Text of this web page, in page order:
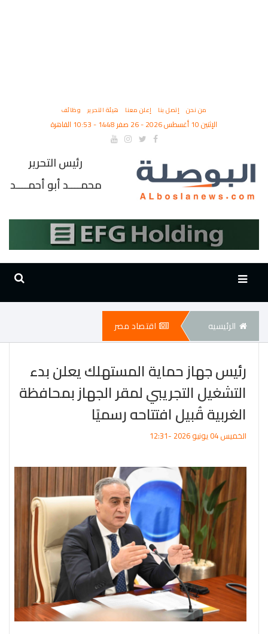
من نحن إتصل بنا إعلن معنا هيئة التحرير وظائف
الإثنين 10 أغسطس 2026 - 26 صفر 1448 - 10:53 القاهرة
رئيس التحرير
محمــــد أبو أحمــــد
الرئيسيه اقتصاد مصر
رئيس جهاز حماية المستهلك يعلن بدء
التشغيل التجريبي لمقر الجهاز بمحافظة
الغربية قُبيل افتتاحه رسميًا
الخميس 04 يونيو 2026 -12:31